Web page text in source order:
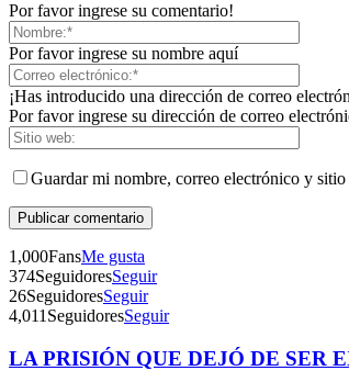
Por favor ingrese su comentario!
Por favor ingrese su nombre aquí
¡Has introducido una dirección de correo
Por favor ingrese su dirección de correo
Guardar mi nombre, correo electrónico y
1,000FansMe gusta
374SeguidoresSeguir
26SeguidoresSeguir
4,011 SeguidoresSeguir
LA PRISIÓN QUE DEJÓ DE SER